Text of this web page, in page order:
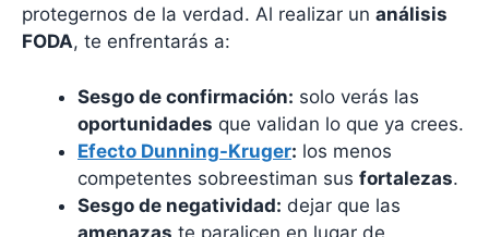
protegernos de la verdad. Al realizar un análisis
FODA, te enfrentarás a:
Sesgo de confirmación: solo verás las
oportunidades que validan lo que ya crees.
Efecto Dunning-Kruger: los menos
competentes sobreestiman sus fortalezas.
Sesgo de negatividad: dejar que las
amenazas te paralicen en lugar de